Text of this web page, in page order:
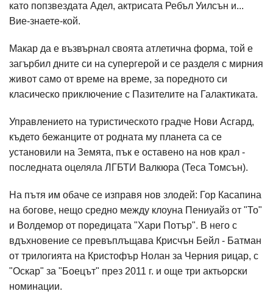
като попзвездата Адел, актрисата Ребъл Уилсън и...
Вие-знаете-кой.
Макар да е възвърнал своята атлетична форма, той е
загърбил дните си на супергерой и се разделя с мирния
живот само от време на време, за поредното си
класическо приключение с Пазителите на Галактиката.
Управлението на туристическото градче Нови Асгард,
където бежанците от родната му планета са се
установили на Земята, пък е оставено на нов крал -
последната оцеляла ЛГБТИ Валкюра (Теса Томсън).
На пътя им обаче се изправя нов злодей: Гор Касапина
на богове, нещо средно между клоуна Пениуайз от "То"
и Волдемор от поредицата "Хари Потър". В него с
вдъхновение се превъплъщава Крисчън Бейл - Батман
от трилогията на Кристофър Нолан за Черния рицар, с
"Оскар" за "Боецът" през 2011 г. и още три актьорски
номинации.